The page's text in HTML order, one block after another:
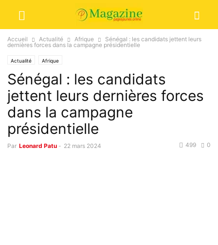
Accueil Actualité Afrique
Sénégal : les candidats jettent leurs
dernières forces dans la campagne présidentielle
Actualité Afrique
Sénégal : les candidats
jettent leurs dernières forces
dans la campagne
présidentielle
Par Leonard Patu - 22 mars 2024 0
499